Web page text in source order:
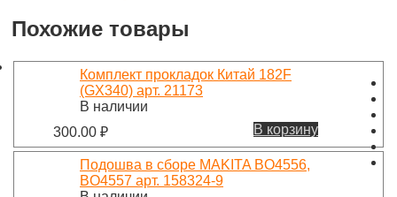
Похожие товары
Комплект прокладок Китай 182F
(GX340) арт. 21173
В наличии
300.00 ₽ В корзину
Подошва в сборе MAKITA BO4556,
BO4557 арт. 158324-9